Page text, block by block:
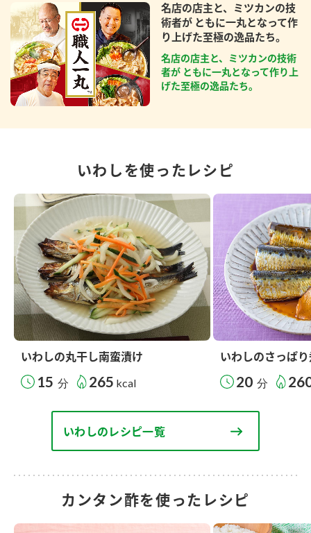
名店の店主と、ミツカンの技
術者が ともに一丸となって作
り上げた至極の逸品たち。
名店の店主と、ミツカンの技術
者が ともに一丸となって作り上
げた至極の逸品たち。
いわしを使ったレシピ
いわしの丸干し南蛮漬け
15 分 265 kcal
いわしのさっぱ
20 分
いわしのレシピ一覧
カンタン酢を使ったレシピ